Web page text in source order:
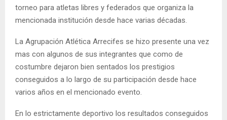
torneo para atletas libres y federados que organiza la
mencionada institución desde hace varias décadas.
La Agrupación Atlética Arrecifes se hizo presente una vez
mas con algunos de sus integrantes que como de
costumbre dejaron bien sentados los prestigios
conseguidos a lo largo de su participación desde hace
varios años en el mencionado evento.
En lo estrictamente deportivo los resultados conseguidos